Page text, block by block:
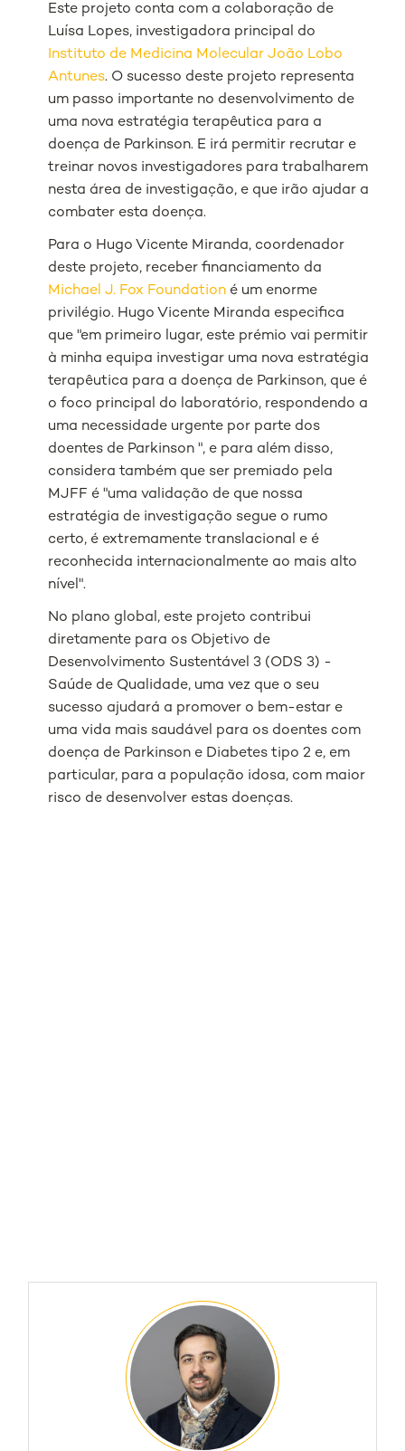
Este projeto conta com a colaboração de
Luísa Lopes, investigadora principal do
Instituto de Medicina Molecular João Lobo
Antunes. O sucesso deste projeto representa
um passo importante no desenvolvimento de
uma nova estratégia terapêutica para a
doença de Parkinson. E irá permitir recrutar e
treinar novos investigadores para trabalharem
nesta área de investigação, e que irão ajudar a
combater esta doença.
Para o Hugo Vicente Miranda, coordenador
deste projeto, receber financiamento da
Michael J. Fox Foundation é um enorme
privilégio. Hugo Vicente Miranda especifica
que "em primeiro lugar, este prémio vai permitir
à minha equipa investigar uma nova estratégia
terapêutica para a doença de Parkinson, que é
o foco principal do laboratório, respondendo a
uma necessidade urgente por parte dos
doentes de Parkinson ", e para além disso,
considera também que ser premiado pela
MJFF é "uma validação de que nossa
estratégia de investigação segue o rumo
certo, é extremamente translacional e é
reconhecida internacionalmente ao mais alto
nível".
No plano global, este projeto contribui
diretamente para os Objetivo de
Desenvolvimento Sustentável 3 (ODS 3) -
Saúde de Qualidade, uma vez que o seu
sucesso ajudará a promover o bem-estar e
uma vida mais saudável para os doentes com
doença de Parkinson e Diabetes tipo 2 e, em
particular, para a população idosa, com maior
risco de desenvolver estas doenças.